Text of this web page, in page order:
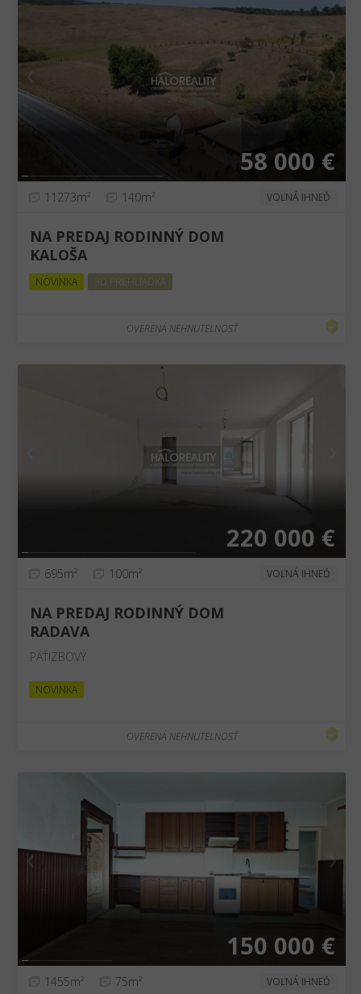
❮ ❯
58 000 €
11273m² 140m² VOĽNÁ IHNEĎ
NA PREDAJ RODINNÝ DOM
KALOŠA
NOVINKA 3D PREHLIADKA
OVERENÁ NEHNUTEĽNOSŤ
220 000 €
695m² 100m² VOĽNÁ IHNEĎ
NA PREDAJ RODINNÝ DOM
RADAVA
PÄŤIZBOVÝ
NOVINKA
OVERENÁ NEHNUTEĽNOSŤ
❮ ❯
150 000 €
1455m² 75m² VOĽNÁ IHNEĎ